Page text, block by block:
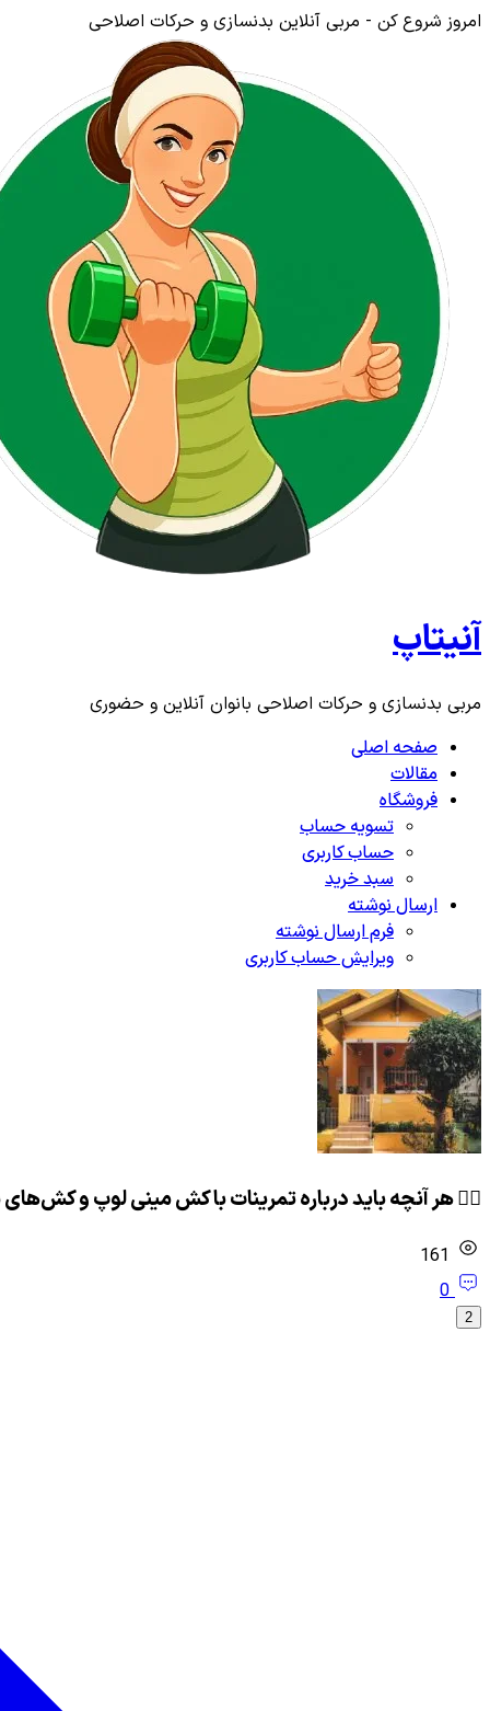
امروز شروع کن - مربی آنلاین بدنسازی و حرکات اصلاحی
آنیتاپ
مربی بدنسازی و حرکات اصلاحی بانوان آنلاین و حضوری
صفحه اصلی
مقالات
فروشگاه
تسویه حساب
حساب کاربری
سبد خرید
ارسال نوشته
فرم ارسال نوشته
ویرایش حساب کاربری
🏋️‍♂️ هر آنچه باید درباره تمرینات با کش مینی لوپ و
161
0
2